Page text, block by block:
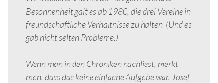
Besonnenheit galt es ab 1980, die drei Vereine in
freundschaftliche Verhältnisse zu halten. (Und es
gab nicht selten Probleme.)
Wenn man in den Chroniken nachliest, merkt
man, dass das keine einfache Aufgabe war. Josef